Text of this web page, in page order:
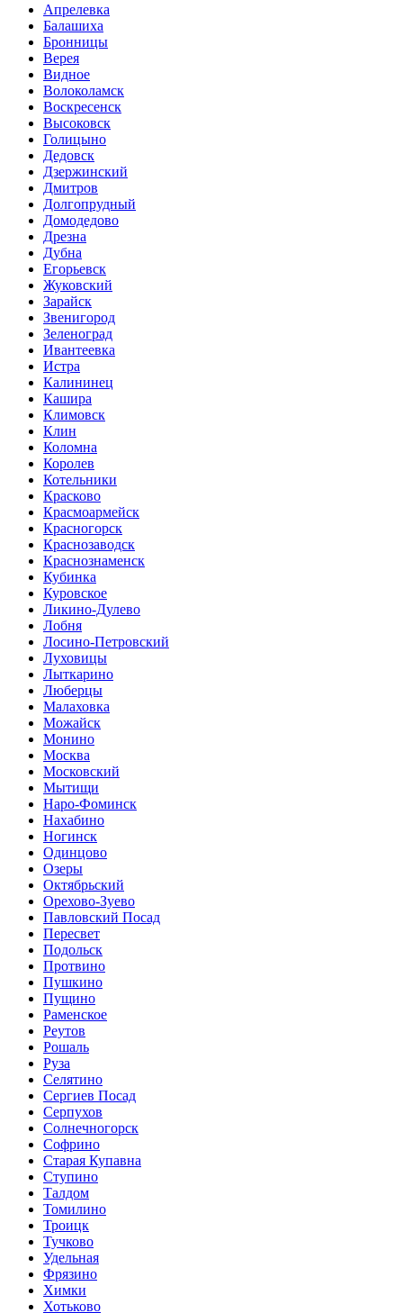
Апрелевка
Балашиха
Бронницы
Верея
Видное
Волоколамск
Воскресенск
Высоковск
Голицыно
Дедовск
Дзержинский
Дмитров
Долгопрудный
Домодедово
Дрезна
Дубна
Егорьевск
Жуковский
Зарайск
Звенигород
Зеленоград
Ивантеевка
Истра
Калининец
Кашира
Климовск
Клин
Коломна
Королев
Котельники
Красково
Красмоармейск
Красногорск
Краснозаводск
Краснознаменск
Кубинка
Куровское
Ликино-Дулево
Лобня
Лосино-Петровский
Луховицы
Лыткарино
Люберцы
Малаховка
Можайск
Монино
Москва
Московский
Мытищи
Наро-Фоминск
Нахабино
Ногинск
Одинцово
Озеры
Октябрьский
Орехово-Зуево
Павловский Посад
Пересвет
Подольск
Протвино
Пушкино
Пущино
Раменское
Реутов
Рошаль
Руза
Селятино
Сергиев Посад
Серпухов
Солнечногорск
Софрино
Старая Купавна
Ступино
Талдом
Томилино
Троицк
Тучково
Удельная
Фрязино
Химки
Хотьково